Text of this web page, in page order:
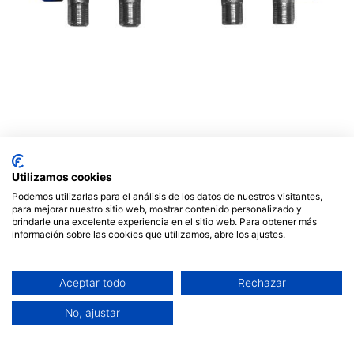
SPLITTER TV 1 ENTRADA 8
SALIDAS 2400MHz. Mod.
REP-CLA8S
8,49€
AÑADIR AL CARRITO
Utilizamos cookies
Podemos utilizarlas para el análisis de los datos de nuestros visitantes,
para mejorar nuestro sitio web, mostrar contenido personalizado y
brindarle una excelente experiencia en el sitio web. Para obtener más
información sobre las cookies que utilizamos, abre los ajustes.
Aceptar todo Rechazar
No, ajustar